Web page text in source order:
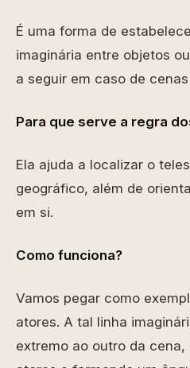
É uma forma de
imaginária entre objetos
a seguir em caso de
Para que serve a regra
Ela ajuda a localizar o
geográfico, além de
em si.
Como funciona?
Vamos pegar como
atores. A tal linha
extremo ao outro da